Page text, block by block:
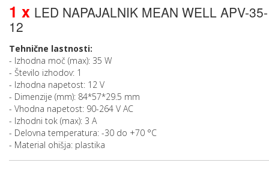
1 x LED NAPAJALNIK MEAN WELL APV-35-
12
Tehnične lastnosti:
- Izhodna moč (max): 35 W
- Število izhodov: 1
- Izhodna napetost: 12 V
- Dimenzije (mm): 84*57*29.5 mm
- Vhodna napetost: 90-264 V AC
- Izhodni tok (max): 3 A
- Delovna temperatura: -30 do +70 °C
- Material ohišja: plastika